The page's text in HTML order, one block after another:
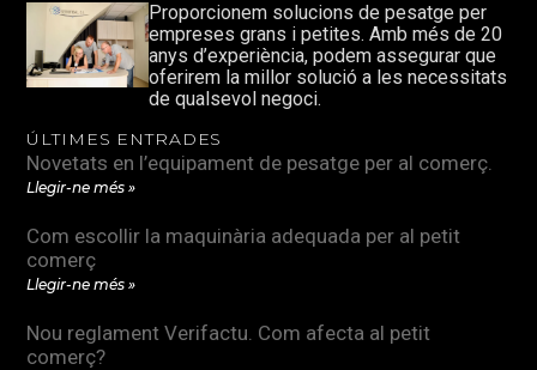
Proporcionem solucions de pesatge per
empreses grans i petites. Amb més de 20
anys d’experiència, podem assegurar que
oferirem la millor solució a les necessitats
de qualsevol negoci.
ÚLTIMES ENTRADES
Novetats en l’equipament de pesatge per al comerç.
Llegir-ne més »
Com escollir la maquinària adequada per al petit
comerç
Llegir-ne més »
Nou reglament Verifactu. Com afecta al petit
comerç?